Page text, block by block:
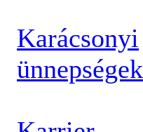
Karácsonyi
ünnepségek